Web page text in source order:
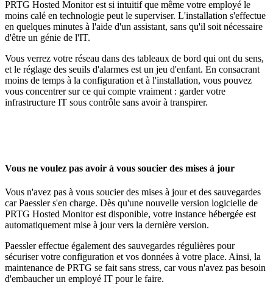
PRTG Hosted Monitor est si intuitif que même votre employé le
moins calé en technologie peut le superviser. L'installation s'effectue
en quelques minutes à l'aide d'un assistant, sans qu'il soit nécessaire
d'être un génie de l'IT.
Vous verrez votre réseau dans des tableaux de bord qui ont du sens,
et le réglage des seuils d'alarmes est un jeu d'enfant. En consacrant
moins de temps à la configuration et à l'installation, vous pouvez
vous concentrer sur ce qui compte vraiment : garder votre
infrastructure IT sous contrôle sans avoir à transpirer.
Vous ne voulez pas avoir à vous soucier des mises à jour
Vous n'avez pas à vous soucier des mises à jour et des sauvegardes
car Paessler s'en charge. Dès qu'une nouvelle version logicielle de
PRTG Hosted Monitor est disponible, votre instance hébergée est
automatiquement mise à jour vers la dernière version.
Paessler effectue également des sauvegardes régulières pour
sécuriser votre configuration et vos données à votre place. Ainsi, la
maintenance de PRTG se fait sans stress, car vous n'avez pas besoin
d'embaucher un employé IT pour le faire.